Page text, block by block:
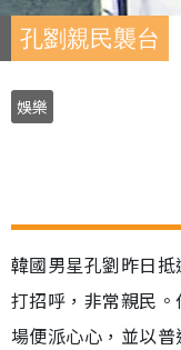
孔劉親民襲台
娛樂
韓國男星孔劉昨日
打招呼，非常親民
場便派心心，並以